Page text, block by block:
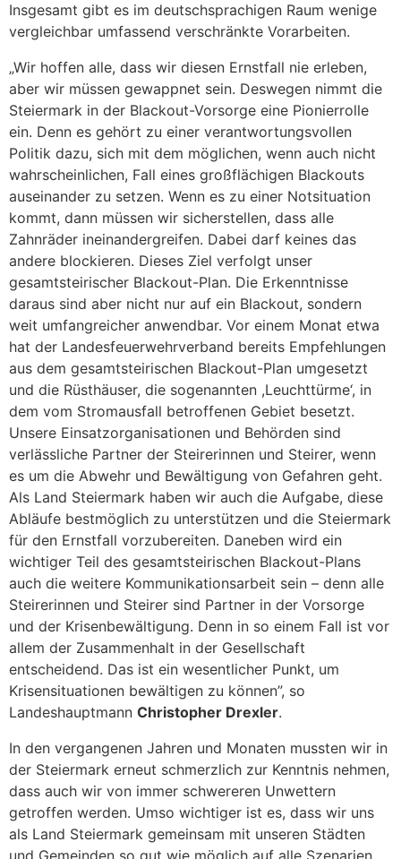
Insgesamt gibt es im deutschsprachigen Raum wenige
vergleichbar umfassend verschränkte Vorarbeiten.
„Wir hoffen alle, dass wir diesen Ernstfall nie erleben,
aber wir müssen gewappnet sein. Deswegen nimmt die
Steiermark in der Blackout-Vorsorge eine Pionierrolle
ein. Denn es gehört zu einer verantwortungsvollen
Politik dazu, sich mit dem möglichen, wenn auch nicht
wahrscheinlichen, Fall eines großflächigen Blackouts
auseinander zu setzen. Wenn es zu einer Notsituation
kommt, dann müssen wir sicherstellen, dass alle
Zahnräder ineinandergreifen. Dabei darf keines das
andere blockieren. Dieses Ziel verfolgt unser
gesamtsteirischer Blackout-Plan. Die Erkenntnisse
daraus sind aber nicht nur auf ein Blackout, sondern
weit umfangreicher anwendbar. Vor einem Monat etwa
hat der Landesfeuerwehrverband bereits Empfehlungen
aus dem gesamtsteirischen Blackout-Plan umgesetzt
und die Rüsthäuser, die sogenannten ,Leuchttürme‘, in
dem vom Stromausfall betroffenen Gebiet besetzt.
Unsere Einsatzorganisationen und Behörden sind
verlässliche Partner der Steirerinnen und Steirer, wenn
es um die Abwehr und Bewältigung von Gefahren geht.
Als Land Steiermark haben wir auch die Aufgabe, diese
Abläufe bestmöglich zu unterstützen und die Steiermark
für den Ernstfall vorzubereiten. Daneben wird ein
wichtiger Teil des gesamtsteirischen Blackout-Plans
auch die weitere Kommunikationsarbeit sein – denn alle
Steirerinnen und Steirer sind Partner in der Vorsorge
und der Krisenbewältigung. Denn in so einem Fall ist vor
allem der Zusammenhalt in der Gesellschaft
entscheidend. Das ist ein wesentlicher Punkt, um
Krisensituationen bewältigen zu können”, so
Landeshauptmann Christopher Drexler.
In den vergangenen Jahren und Monaten mussten wir in
der Steiermark erneut schmerzlich zur Kenntnis nehmen,
dass auch wir von immer schwereren Unwettern
getroffen werden. Umso wichtiger ist es, dass wir uns
als Land Steiermark gemeinsam mit unseren Städten